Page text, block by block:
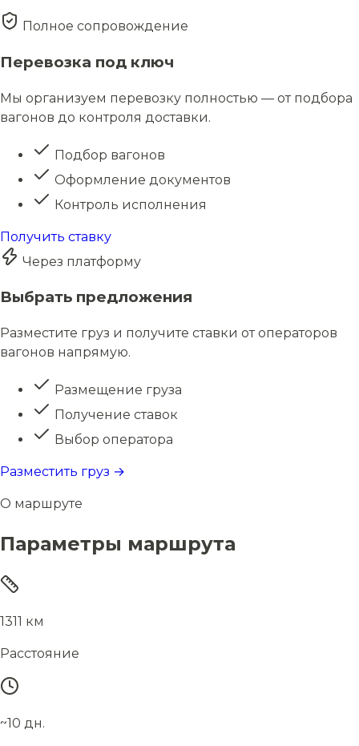
Полное сопровождение
Перевозка под ключ
Мы организуем перевозку полностью — от подбора
вагонов до контроля доставки.
Подбор вагонов
Оформление документов
Контроль исполнения
Получить ставку
Через платформу
Выбрать предложения
Разместите груз и получите ставки от операторов
вагонов напрямую.
Размещение груза
Получение ставок
Выбор оператора
Разместить груз →
О маршруте
Параметры маршрута
1311 км
Расстояние
~10 дн.